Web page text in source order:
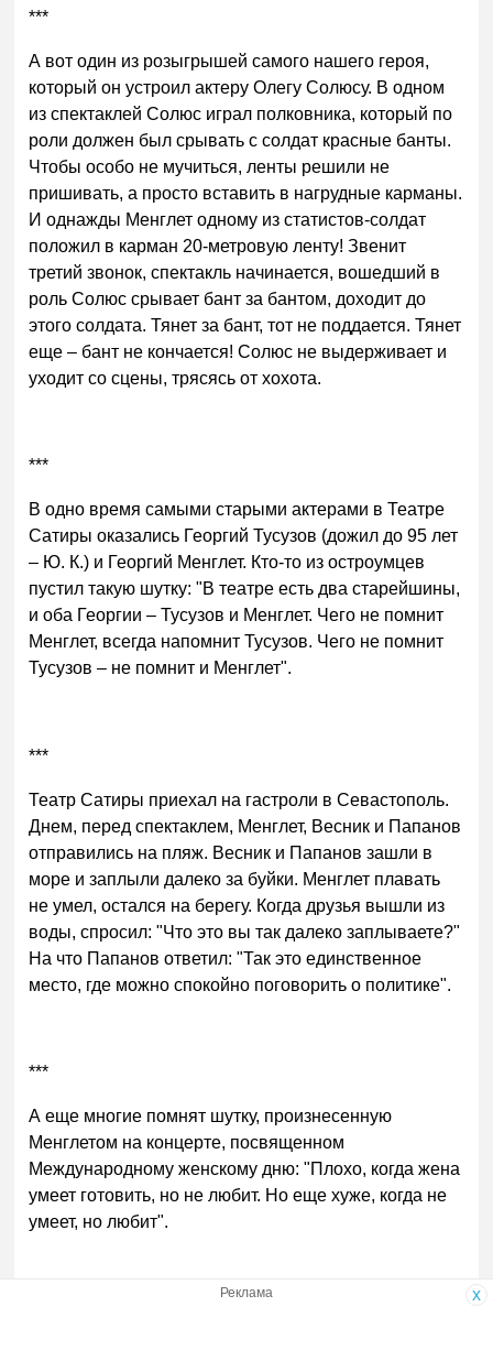
***
А вот один из розыгрышей самого нашего героя,
который он устроил актеру Олегу Солюсу. В одном
из спектаклей Солюс играл полковника, который по
роли должен был срывать с солдат красные банты.
Чтобы особо не мучиться, ленты решили не
пришивать, а просто вставить в нагрудные карманы.
И однажды Менглет одному из статистов-солдат
положил в карман 20-метровую ленту! Звенит
третий звонок, спектакль начинается, вошедший в
роль Солюс срывает бант за бантом, доходит до
этого солдата. Тянет за бант, тот не поддается. Тянет
еще – бант не кончается! Солюс не выдерживает и
уходит со сцены, трясясь от хохота.
***
В одно время самыми старыми актерами в Театре
Сатиры оказались Георгий Тусузов (дожил до 95 лет
– Ю. К.) и Георгий Менглет. Кто-то из остроумцев
пустил такую шутку: "В театре есть два старейшины,
и оба Георгии – Тусузов и Менглет. Чего не помнит
Менглет, всегда напомнит Тусузов. Чего не помнит
Тусузов – не помнит и Менглет".
***
Театр Сатиры приехал на гастроли в Севастополь.
Днем, перед спектаклем, Менглет, Весник и Папанов
отправились на пляж. Весник и Папанов зашли в
море и заплыли далеко за буйки. Менглет плавать
не умел, остался на берегу. Когда друзья вышли из
воды, спросил: "Что это вы так далеко заплываете?"
На что Папанов ответил: "Так это единственное
место, где можно спокойно поговорить о политике".
***
А еще многие помнят шутку, произнесенную
Менглетом на концерте, посвященном
Международному женскому дню: "Плохо, когда жена
умеет готовить, но не любит. Но еще хуже, когда не
умеет, но любит".
x
Реклама